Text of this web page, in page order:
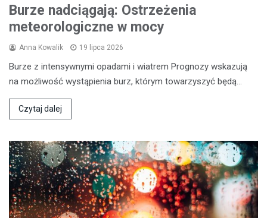
Burze nadciągają: Ostrzeżenia
meteorologiczne w mocy
Anna Kowalik 19 lipca 2026
Burze z intensywnymi opadami i wiatrem Prognozy wskazują
na możliwość wystąpienia burz, którym towarzyszyć będą…
Czytaj dalej